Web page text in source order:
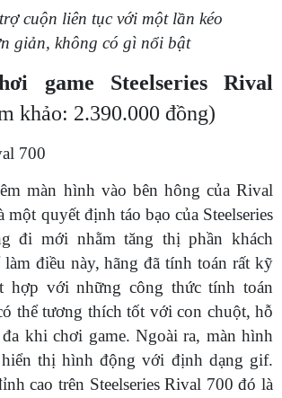
cuộn liên tục với một lần kéo
giản, không có gì nổi bật
game Steelseries Rival
khảo: 2.390.000 đồng)
màn hình vào bên hông của Rival
một quyết định táo bạo của Steelseries
đi mới nhằm tăng thị phần khách
điều này, hãng đã tính toán rất kỹ
hợp với những công thức tính toán
thể tương thích tốt với con chuột, hỗ
khi chơi game. Ngoài ra, màn hình
thị hình động với định dạng gif.
cao trên Steelseries Rival 700 đó là